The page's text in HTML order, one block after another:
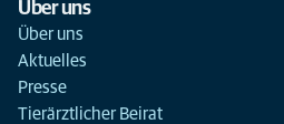
Über uns
Über uns
Aktuelles
Presse
Tierärztlicher Beirat